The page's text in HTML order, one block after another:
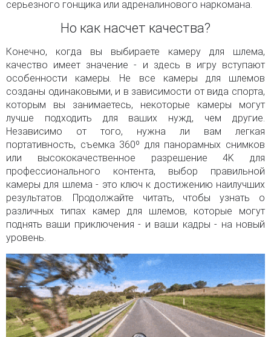
серьезного гонщика или адреналинового наркомана.
Но как насчет качества?
Конечно, когда вы выбираете камеру для шлема,
качество имеет значение - и здесь в игру вступают
особенности камеры. Не все камеры для шлемов
созданы одинаковыми, и в зависимости от вида спорта,
которым вы занимаетесь, некоторые камеры могут
лучше подходить для ваших нужд, чем другие.
Независимо от того, нужна ли вам легкая
портативность, съемка 360º для панорамных снимков
или высококачественное разрешение 4K для
профессионального контента, выбор правильной
камеры для шлема - это ключ к достижению наилучших
результатов. Продолжайте читать, чтобы узнать о
различных типах камер для шлемов, которые могут
поднять ваши приключения - и ваши кадры - на новый
уровень.